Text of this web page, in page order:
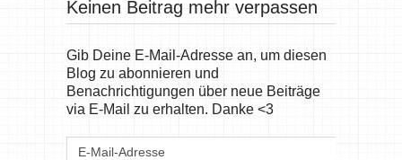
Keinen Beitrag mehr verpassen
Gib Deine E-Mail-Adresse an, um diesen
Blog zu abonnieren und
Benachrichtigungen über neue Beiträge
via E-Mail zu erhalten. Danke <3
E-